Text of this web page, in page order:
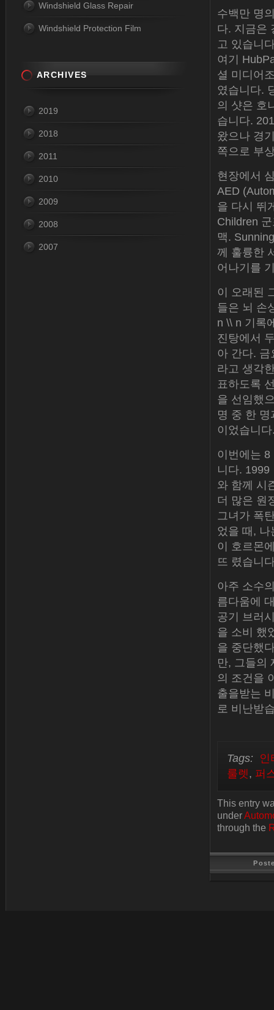
수백만 명
다. 지금은
고 있습니
여기
셜 미디어
였습니다.
의 샷은 호
습니다.
왔으나 경
쪽으로 부
현장에서
AED
을 다시 뛰
Children
맥.
께 훌륭한
어나기를
이 오래된
들은 뇌 손
n \\ n 기록
진탕에서
아 간다.
라고 생각
표하도록
을 선임했
명 중 한
이었습니
이번에는
니다. 1999
와 함께 시
더 많은 원
그녀가 폭
었을 때, 나
이 호르몬
뜨 렸습니
아주 소수
름다움에
공기 브러
을 소비 했
을 중단했
만, 그들의
의 조건을
출을받는
로 비난받
Tags: 인
룰렛, 퍼
This entry
under
through the
Windshield Glass Repair
Windshield Protection Film
ARCHIVES
2019
2018
2011
2010
2009
2008
2007